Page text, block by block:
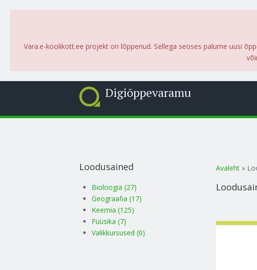
Vara.e-koolikott.ee projekt on lõppenud. Sellega seoses palume uusi
Digiõppevaramu
Sa oled
Avaleht »
Loodusained
Bioloogia (27)
Geograafia (17)
Keemia (125)
Füüsika (7)
Valikkursused (0)